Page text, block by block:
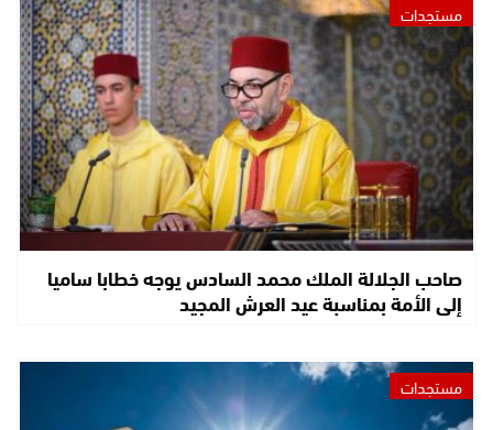
مستجدات
صاحب الجلالة الملك محمد السادس يوجه خطابا ساميا
إلى الأمة بمناسبة عيد العرش المجيد
مستجدات